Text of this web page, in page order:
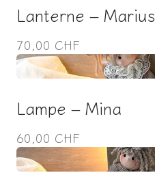
Lanterne – Marius
70,00 CHF
Lampe – Mina
60,00 CHF